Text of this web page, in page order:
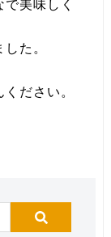
た。
ださい。